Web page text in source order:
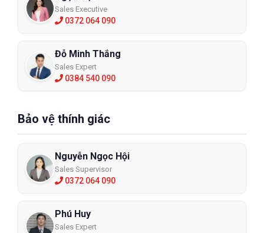
Sales Executive
0372 064 090
Đỗ Minh Thắng
Sales Expert
0384 540 090
Bảo vệ thính giác
Nguyễn Ngọc Hội
Sales Supervisor
0372 064 090
Phú Huy
Sales Expert